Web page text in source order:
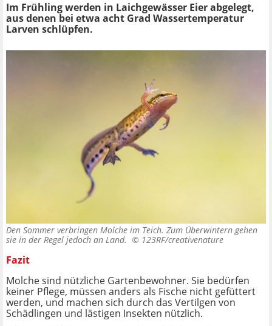
Im Frühling werden in Laichgewässer Eier abgelegt,
aus denen bei etwa acht Grad Wassertemperatur
Larven schlüpfen.
Den Sommer verbringen Molche im Teich. Zum Überwintern gehen
sie in der Regel jedoch an Land. © 123RF/creativenature
Fazit
Molche sind nützliche Gartenbewohner. Sie bedürfen
keiner Pflege, müssen anders als Fische nicht gefüttert
werden, und machen sich durch das Vertilgen von
Schädlingen und lästigen Insekten nützlich.